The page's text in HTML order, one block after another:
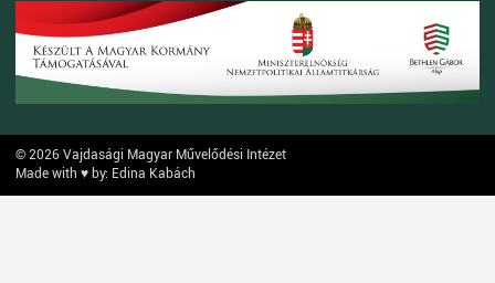
© 2026 Vajdasági Magyar Művelődési Intézet
Made with ♥ by: Edina Kabách